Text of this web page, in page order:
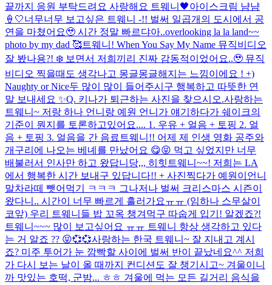
끝까지 응원 부탁드려요 사랑해요 트웨니🖤아이스크림 냠냠
🍦🤍너무너무 보고싶은 트웨니 -!! 벌써 일곱개의 도시에서 공
연을 마쳤어요🥹 시간 정말 빠르댜아..overlooking la la land~~
photo by my dad 🥰트웨니! When You Say My Name 뮤직비디오
잘 봤나용?! ❄️ 보면서 저희끼리 진짜 감동적이었어요..🥹 뮤직
비디오 찍을때도 생각나고 몽글몽글해지는 느낌이에요 ! +)
Naughty or Nice두 많이 많이 들어주시구 행복하고 따뜻한 연
말 보내세요 ✨Q. 키나가 퇴근하는 사진을 찾으시오.사랑하는
트웨니~ 저랑 하나 언니랑 예원 언니가 얘기하다가 쉐이크의
기준이 뭔지를 토론하고있어요.... 1. 우유 + 얼음 + 토핑 2. 얼
음 + 토핑 3. 얼음을 간 음료 트웨니!! 어제 제 인생 영화 공주와
개구리에 나오는 베녜를 만났어요 😋😝 먹고 싶었지만 너무
배불러서 인사만 하고 왔답니당,,, 히힛 트웨니~~! 저희는 LA
에서 행복한 시간 보내구 있답니다!! + 사진찍다가 예원이언니
말차라떼 뺏어먹기 ㅋㅋㅋ 그나저나 벌써 크리스마스 시즌이
왔다니.. 시간이 너무 빠르게 흘러가요ㅠㅠ (임하나 스무살이
코앞) 우리 트웨니들 밥 꼬옥 챙겨먹구 따숩게 입기! 알겠죠?!
트웨니~~~ 많이 보고싶어요 ㅠㅠ 트웨니 항상 생각하고 있다
는 거 알죠 ?? 😝💞💞사랑하는 한국 트웨니~ 잘 지내고 계시
죠? 미주 투어가 눈 깜빡할 사이에 벌써 반이 끝났네요^^ 저희
가 다시 보는 날이 올 때까지 컨디션도 잘 챙기시고~ 겨울이니
까 맛있는 호떡, 군밤... ㅎㅎ 겨울에 먹는 모든 길거리 음식을